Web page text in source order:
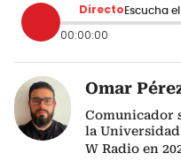
Directo Escucha
00:00:00
Omar
Comunicador
la
W Radio en